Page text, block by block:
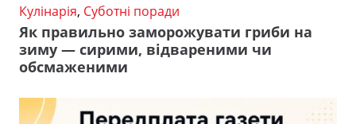
Кулінарія, Суботні поради
Як правильно заморожувати гриби на
зиму — сирими, відвареними чи
обсмаженими